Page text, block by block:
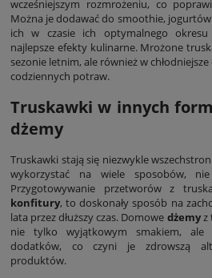
wcześniejszym rozmrożeniu, co
Można je dodawać do smoothie,
ich w czasie ich optymalnego okresu
najlepsze efekty kulinarne. Mrożone
sezonie letnim, ale również w
codziennych potraw.
Truskawki w innych
dżemy
Truskawki stają się niezwykle
wykorzystać na wiele sposobów,
Przygotowywanie przetworów z
konfitury, to doskonały sposób na
lata przez dłuższy czas. Domowe dżemyz
nie tylko wyjątkowym smakiem, ale
dodatków, co czyni je zdrowszą
produktów.